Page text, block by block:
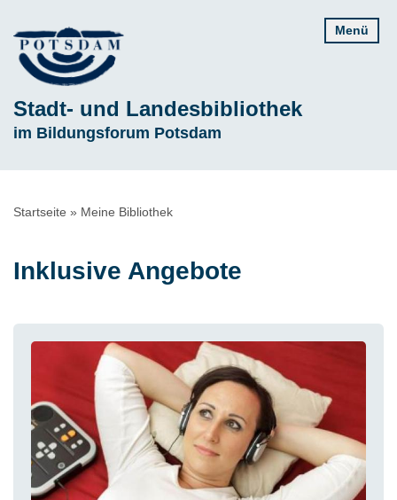
zum
Inhalt
Stadt- und Landesbibliothek
Subline
im Bildungsforum Potsdam
Menü
Pfadnavigation
Startseite Meine Bibliothek
Inklusive Angebote